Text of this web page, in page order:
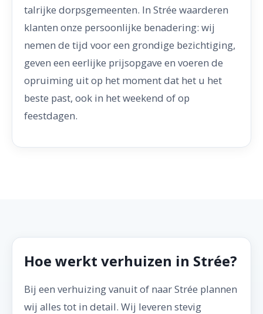
talrijke dorpsgemeenten. In Strée waarderen
klanten onze persoonlijke benadering: wij
nemen de tijd voor een grondige bezichtiging,
geven een eerlijke prijsopgave en voeren de
opruiming uit op het moment dat het u het
beste past, ook in het weekend of op
feestdagen.
Hoe werkt verhuizen in Strée?
Bij een verhuizing vanuit of naar Strée plannen
wij alles tot in detail. Wij leveren stevig